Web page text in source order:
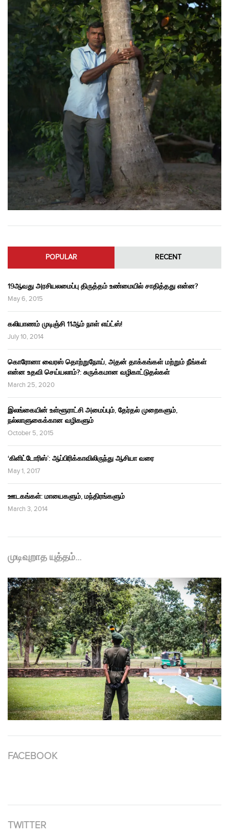
POPULAR RECENT
19ஆவது அரசியலமைப்பு திருத்தம் உண்மையில் சாதித்தது என்ன?
May 6, 2015
கலியாணம் முடிஞ்சி 11ஆம் நாள் எய்ட்ஸ்!
July 10, 2014
கொரோனா வைரஸ் தொற்றுநோய், அதன் தாக்கங்கள் மற்றும் நீங்கள்
என்ன உதவி செய்யலாம்?: சுருக்கமான வழிகாட்டுதல்கள்
March 25, 2020
இலங்கையின் உள்ளூராட்சி அமைப்பும், தேர்தல் முறைகளும்,
நல்லாளுகைக்கான வழிகளும்
October 5, 2015
‘கிளிட்டோரிஸ்’: ஆப்பிரிக்காவிலிருந்து ஆசியா வரை
May 1, 2017
ஊடகங்கள்: மாயைகளும், மந்திரங்களும்
March 3, 2014
முடிவுறாத யுத்தம்…
FACEBOOK
TWITTER